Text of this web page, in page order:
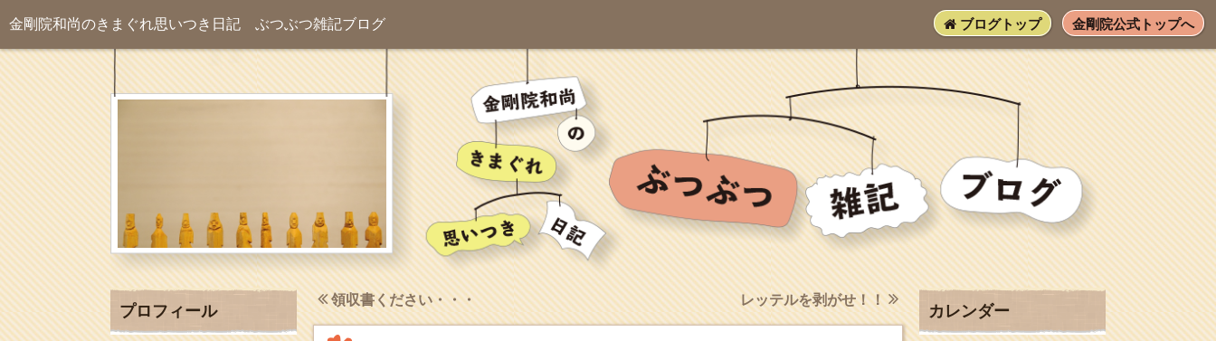
金剛院和尚のきまぐれ思いつき日記 ぶつぶつ雑記ブログ ブログトップ 金剛院公式トップへ
領収書ください・・・ レッテルを剥がせ！！
プロフィール カレンダー